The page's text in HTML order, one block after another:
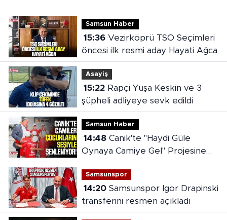
Samsun Haber
15:36Vezirköprü TSO Seçimleri
öncesi ilk resmi aday Hayati Ağca
Asayiş
15:22Rapçi Yüşa Keskin ve 3
şüpheli adliyeye sevk edildi
Samsun Haber
14:48Canik'te "Haydi Güle
Oynaya Camiye Gel" Projesine
yoğun ilgi
Samsunspor
14:20Samsunspor Igor Drapinski
transferini resmen açıkladı